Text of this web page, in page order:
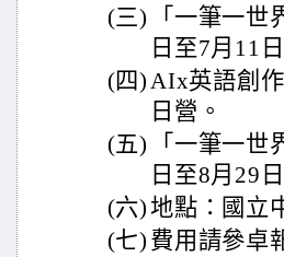
(三)
「一筆一
日至7月11
(四)AIx英語創
日營。
(五)
「一筆一
日至8月29
(六)地點：國立
(七) 費用請參卓